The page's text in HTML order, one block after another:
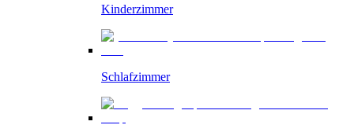
Kinderzimmer
Schlafzimmer